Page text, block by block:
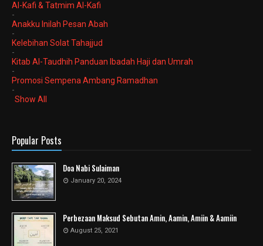
Al-Kafi & Tatmim Al-Kafi
-
Anakku Inilah Pesan Abah
-
Kelebihan Solat Tahajjud
-
Kitab Al-Taudhih Panduan Ibadah Haji dan Umrah
-
Promosi Sempena Ambang Ramadhan
-
Show All
Popular Posts
Doa Nabi Sulaiman
January 20, 2024
Perbezaan Maksud Sebutan Amin, Aamin, Amiin & Aamiin
August 25, 2021